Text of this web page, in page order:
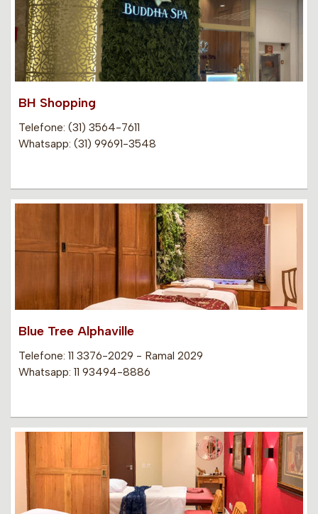
BH Shopping
Telefone: (31) 3564-7611
Whatsapp: (31) 99691-3548
Blue Tree Alphaville
Telefone: 11 3376-2029 - Ramal 2029
Whatsapp: 11 93494-8886